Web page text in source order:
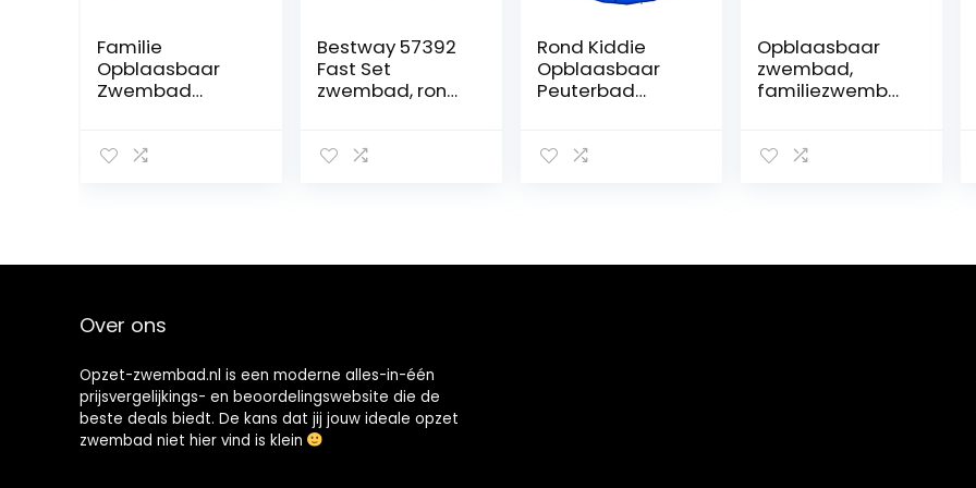
Familie
Opblaasbaar
Zwembad
Kinderzwembad
Achtertuin
Bestway 57392
Fast Set
zwembad, rond,
cm,Blauw
Rond Kiddie
Opblaasbaar
Peuterbad
Zwembad
76cm
Opblaasbaar
zwembad,
familiezwemba
voor zwemmen,
kinderen vanaf
Over ons
Opzet-zwembad.nl is een moderne alles-in-één
prijsvergelijkings- en beoordelingswebsite die de
beste deals biedt. De kans dat jij jouw ideale opzet
zwembad niet hier vind is klein